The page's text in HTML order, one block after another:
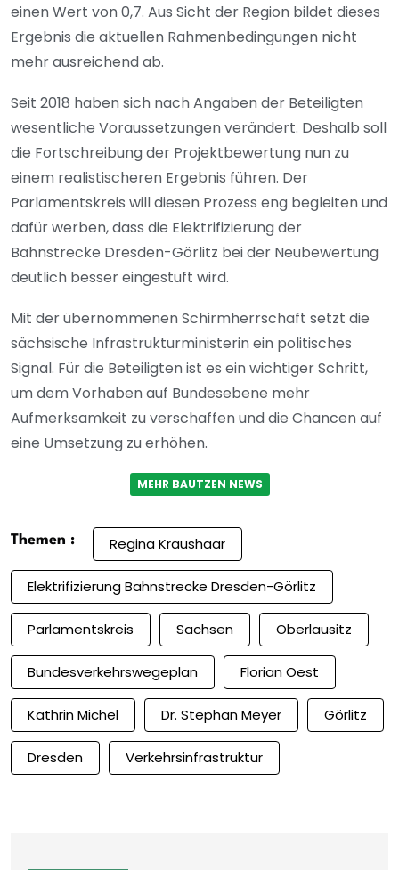
einen Wert von 0,7. Aus Sicht der Region bildet dieses
Ergebnis die aktuellen Rahmenbedingungen nicht
mehr ausreichend ab.
Seit 2018 haben sich nach Angaben der Beteiligten
wesentliche Voraussetzungen verändert. Deshalb soll
die Fortschreibung der Projektbewertung nun zu
einem realistischeren Ergebnis führen. Der
Parlamentskreis will diesen Prozess eng begleiten und
dafür werben, dass die Elektrifizierung der
Bahnstrecke Dresden-Görlitz bei der Neubewertung
deutlich besser eingestuft wird.
Mit der übernommenen Schirmherrschaft setzt die
sächsische Infrastrukturministerin ein politisches
Signal. Für die Beteiligten ist es ein wichtiger Schritt,
um dem Vorhaben auf Bundesebene mehr
Aufmerksamkeit zu verschaffen und die Chancen auf
eine Umsetzung zu erhöhen.
MEHR BAUTZEN NEWS
Themen : Regina Kraushaar
Elektrifizierung Bahnstrecke Dresden-Görlitz
Parlamentskreis Sachsen Oberlausitz
Bundesverkehrswegeplan Florian Oest
Kathrin Michel Dr. Stephan Meyer Görlitz
Dresden Verkehrsinfrastruktur